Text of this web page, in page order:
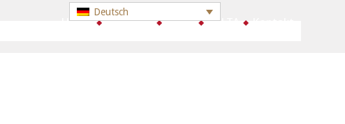
Deutsch
Go to:
Home Über uns Kurse CELTA